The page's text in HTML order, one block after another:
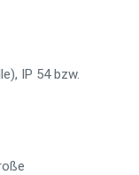
IP 54 bzw.